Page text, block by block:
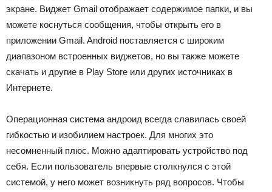
экране. Виджет Gmail отображает содержимое папки, и вы
можете коснуться сообщения, чтобы открыть его в
приложении Gmail. Android поставляется с широким
диапазоном встроенных виджетов, но вы также можете
скачать и другие в Play Store или других источниках в
Интернете.
Операционная система андроид всегда славилась своей
гибкостью и изобилием настроек. Для многих это
несомненный плюс. Можно адаптировать устройство под
себя. Если пользователь впервые столкнулся с этой
системой, у него может возникнуть ряд вопросов. Чтобы